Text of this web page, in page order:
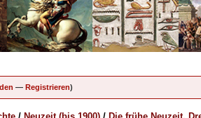
— Registrieren)